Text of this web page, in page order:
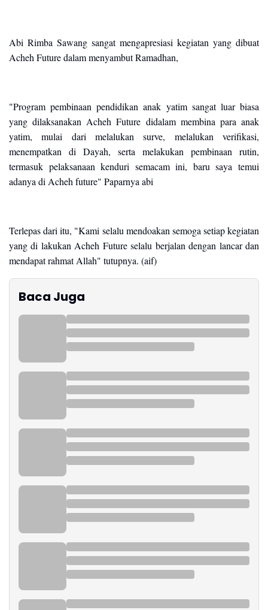
Abi Rimba Sawang sangat mengapresiasi kegiatan yang dibuat
Acheh Future dalam menyambut Ramadhan,
"Program pembinaan pendidikan anak yatim sangat luar biasa
yang dilaksanakan Acheh Future didalam membina para anak
yatim, mulai dari melalukan surve, melalukan verifikasi,
menempatkan di Dayah, serta melakukan pembinaan rutin,
termasuk pelaksanaan kenduri semacam ini, baru saya temui
adanya di Acheh future" Paparnya abi
Terlepas dari itu, "Kami selalu mendoakan semoga setiap kegiatan
yang di lakukan Acheh Future selalu berjalan dengan lancar dan
mendapat rahmat Allah" tutupnya. (aif)
Baca Juga